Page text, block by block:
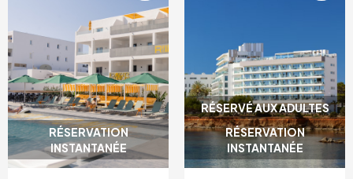
RÉSERVATION
INSTANTANÉE
RÉSERVÉ AUX ADULTES
RÉSERVATION
INSTANTANÉE